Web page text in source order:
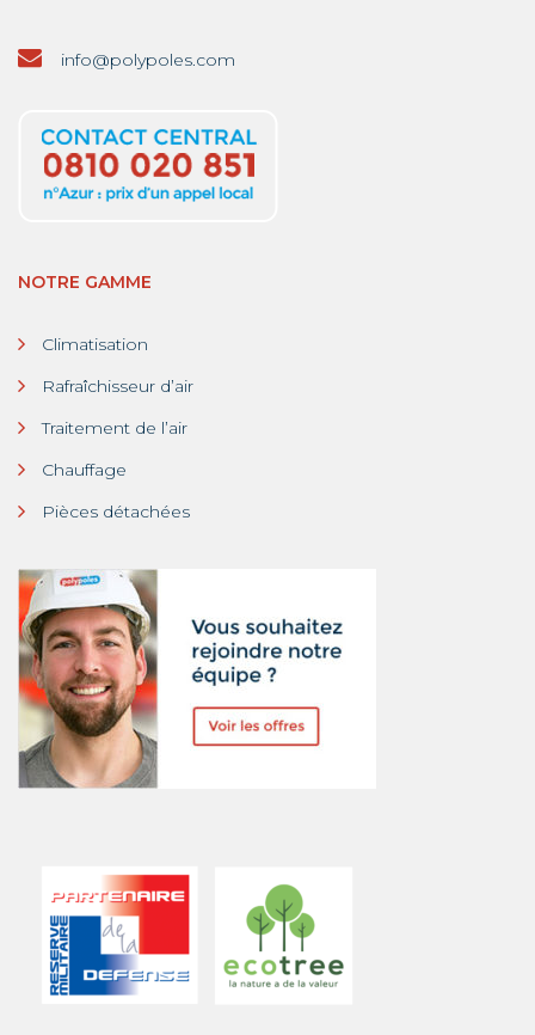
info@polypoles.com
NOTRE GAMME
Climatisation
Rafraîchisseur d’air
Traitement de l’air
Chauffage
Pièces détachées